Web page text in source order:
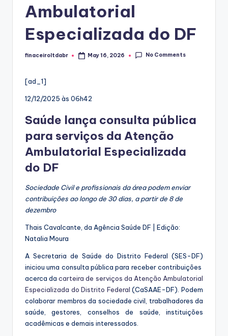
Ambulatorial
Especializada do DF
Posted
finaceiroltdabr May 16, 2026 No Comments
[ad_1]
12/12/2025 às 06h42
Saúde lança consulta pública
para serviços da Atenção
Ambulatorial Especializada
do DF
Sociedade Civil e profissionais da área podem enviar
contribuições ao longo de 30 dias, a partir de 8 de
dezembro
Thais Cavalcante, da Agência Saúde DF | Edição:
Natalia Moura
A Secretaria de Saúde do Distrito Federal (SES-DF)
iniciou uma consulta pública para receber contribuições
acerca dacarteira de serviços da Atenção Ambulatorial
Especializada do Distrito Federal (CaSAAE-DF). Podem
colaborar membros da sociedade civil, trabalhadores da
saúde, gestores, conselhos de saúde, instituições
acadêmicas e demais interessados.